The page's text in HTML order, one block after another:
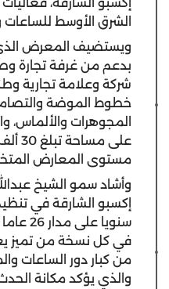
الشرق الأوسط
ويستضيف المعرض
شركة وعلامة تجارية
خطوط الموضة
المجوهرات والألماس،
على
مستوى المعارض
وأشاد سمو الشيخ
إكسبو الشارقة في
في كل نسخة من تميز
من كبار دور الساعات
والذي يؤكد مكانة